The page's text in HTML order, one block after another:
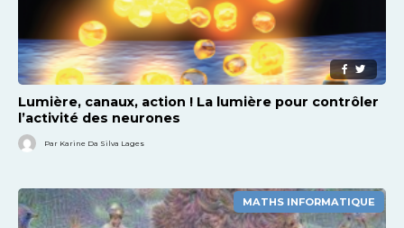
Lumière, canaux, action ! La lumière pour contrôler
l’activité des neurones
Par Karine Da Silva Lages
MATHS INFORMATIQUE